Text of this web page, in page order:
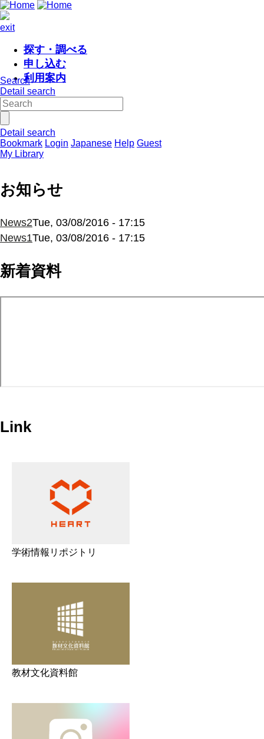
exit
探す・調べる
申し込む
利用案内
Search
Detail search
Detail search
Bookmark Login Japanese Help Guest
My Library
お知らせ
News2Tue, 03/08/2016 - 17:15
News1Tue, 03/08/2016 - 17:15
新着資料
Link
学術情報リポジトリ
教材文化資料館